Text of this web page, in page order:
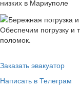
низких в Мариуполе
Обеспечим погрузку и
поломок.
Заказать эвакуатор
Написать в Телеграм